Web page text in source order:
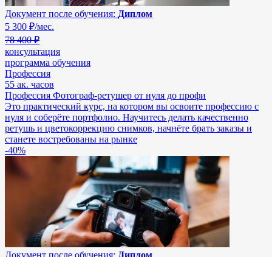
Документ после обучения: Диплом
5 300 ₽/мес.
78 400 ₽
консультация
программа обучения
Профессия
55 ак. часов
Профессия Фотограф-ретушер от нуля до профи
Это практический курс, на котором вы освоите профессию с
нуля и соберёте портфолио. Научитесь делать качественно
ретушь и цветокоррекцию снимков, начнёте брать заказы и
станете востребованы на рынке
-40%
Документ после обучения: Диплом